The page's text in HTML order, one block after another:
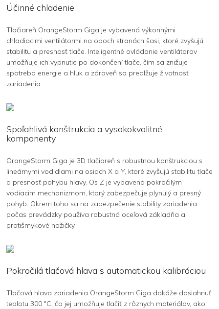
Účinné chladenie
Tlačiareň OrangeStorm Giga je vybavená výkonnými
chladiacimi ventilátormi na oboch stranách šasi, ktoré zvyšujú
stabilitu a presnosť tlače. Inteligentné ovládanie ventilátorov
umožňuje ich vypnutie po dokončení tlače, čím sa znižuje
spotreba energie a hluk a zároveň sa predlžuje životnosť
zariadenia.
Spoľahlivá konštrukcia a vysokokvalitné
komponenty
OrangeStorm Giga je 3D tlačiareň s robustnou konštrukciou s
lineárnymi vodidlami na osiach X a Y, ktoré zvyšujú stabilitu tlače
a presnosť pohybu hlavy. Os Z je vybavená pokročilým
vodiacim mechanizmom, ktorý zabezpečuje plynulý a presný
pohyb. Okrem toho sa na zabezpečenie stability zariadenia
počas prevádzky používa robustná oceľová základňa a
protišmykové nožičky.
Pokročilá tlačová hlava s automatickou kalibráciou
Tlačová hlava zariadenia OrangeStorm Giga dokáže dosiahnuť
teplotu 300 °C, čo jej umožňuje tlačiť z rôznych materiálov, ako